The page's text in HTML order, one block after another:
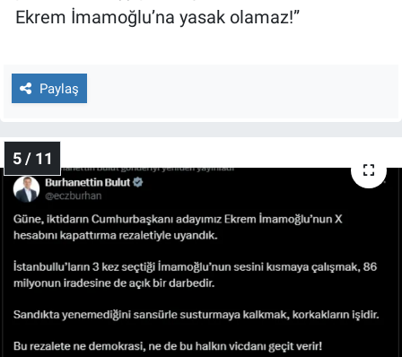
Ekrem İmamoğlu’na yasak olamaz!”
Paylaş
5 / 11